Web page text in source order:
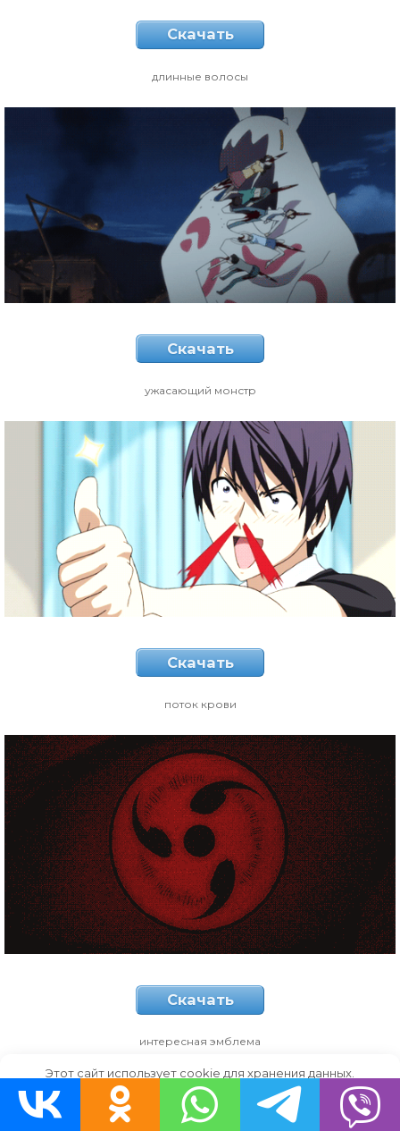
Скачать
длинные волосы
Скачать
ужасающий монстр
Скачать
поток крови
Скачать
интересная эмблема
Этот сайт использует cookie для хранения данных.
Продолжая использовать сайт, Вы даете свое согласие на
работу с этими файлами.
OK